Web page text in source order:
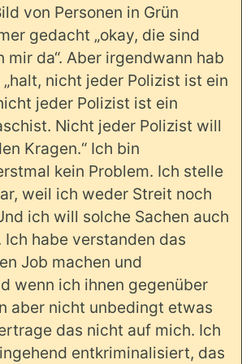
von Personen in Grün
gedacht „okay, die sind
mir da“. Aber irgendwann hab
nicht jeder Polizist ist ein
jeder Polizist ist ein
Nicht jeder Polizist will
Kragen.“ Ich bin
kein Problem. Ich stelle
weil ich weder Streit noch
ich will solche Sachen auch
Ich habe verstanden das
Job machen und
wenn ich ihnen gegenüber
aber nicht unbedingt etwas
das nicht auf mich. Ich
entkriminalisiert, das